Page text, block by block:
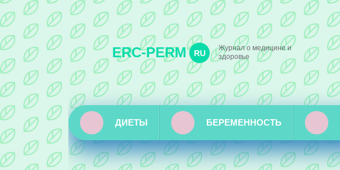
ERC-PERM RU
Журнал о медицине и
здоровье
ДИЕТЫ БЕРЕМЕННОСТЬ